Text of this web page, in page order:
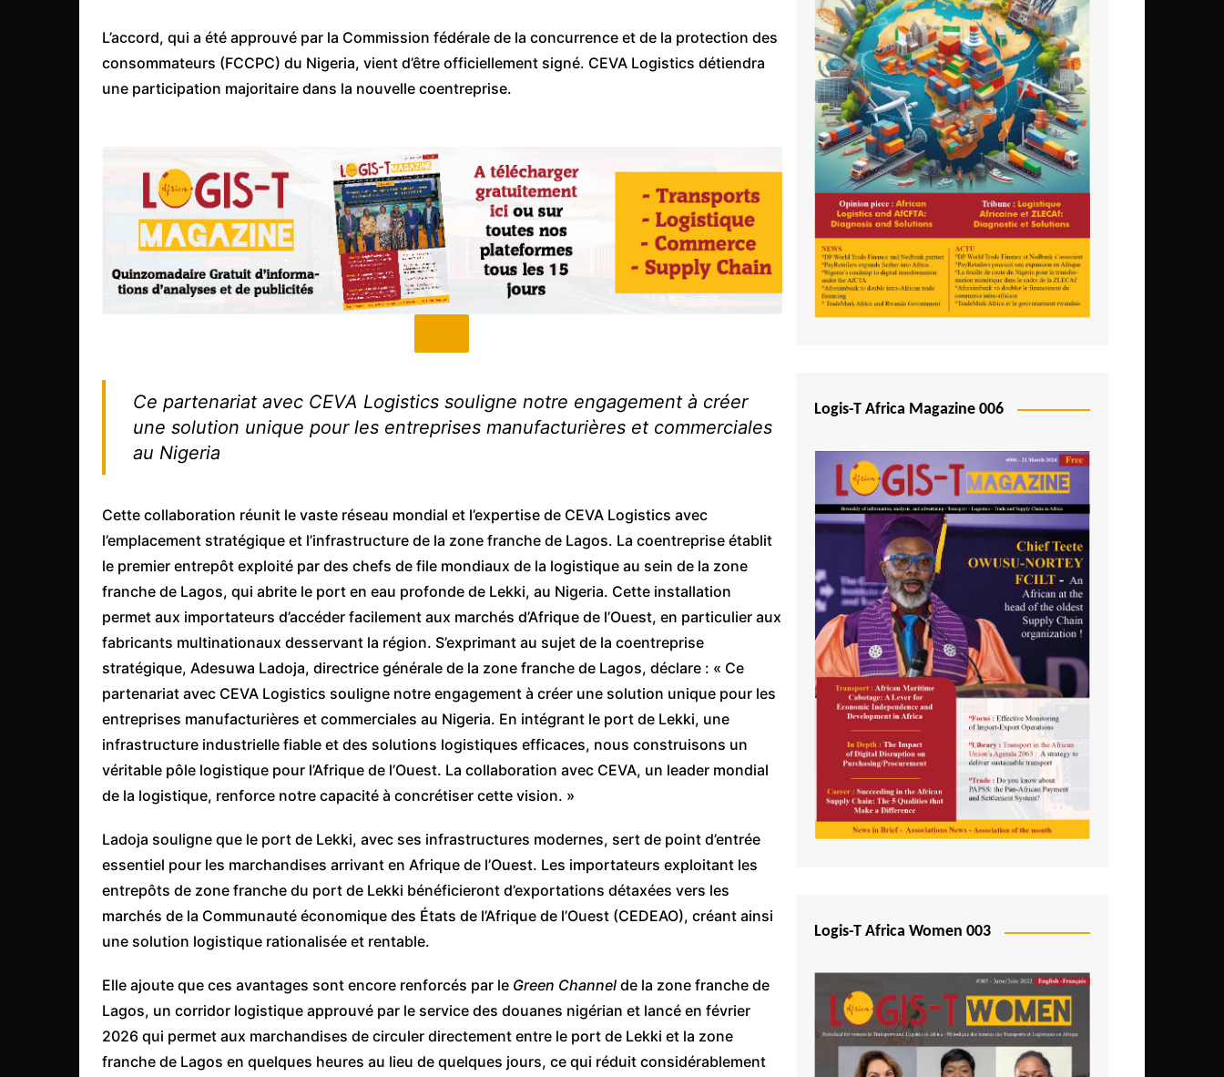
Rwanda
Tchad
Togo
République Démocratique du
Congo
São Tomé et Príncipe
Seychelles
Sierra Leone
L’accord, qui a été approuvé par la Commission fédérale de la concurrence et de la protection des
consommateurs (FCCPC) du Nigeria, vient d’être officiellement signé. CEVA Logistics détiendra
une participation majoritaire dans la nouvelle coentreprise.
Ce partenariat avec CEVA Logistics souligne notre engagement à créer
une solution unique pour les entreprises manufacturières et commerciales
au Nigeria
Cette collaboration réunit le vaste réseau mondial et l’expertise de CEVA Logistics avec
l’emplacement stratégique et l’infrastructure de la zone franche de Lagos. La coentreprise établit
le premier entrepôt exploité par des chefs de file mondiaux de la logistique au sein de la zone
franche de Lagos, qui abrite le port en eau profonde de Lekki, au Nigeria. Cette installation
permet aux importateurs d’accéder facilement aux marchés d’Afrique de l’Ouest, en particulier aux
fabricants multinationaux desservant la région. S’exprimant au sujet de la coentreprise
stratégique, Adesuwa Ladoja, directrice générale de la zone franche de Lagos, déclare : « Ce
partenariat avec CEVA Logistics souligne notre engagement à créer une solution unique pour les
entreprises manufacturières et commerciales au Nigeria. En intégrant le port de Lekki, une
infrastructure industrielle fiable et des solutions logistiques efficaces, nous construisons un
véritable pôle logistique pour l’Afrique de l’Ouest. La collaboration avec CEVA, un leader mondial
de la logistique, renforce notre capacité à concrétiser cette vision. »
Ladoja souligne que le port de Lekki, avec ses infrastructures modernes, sert de point d’entrée
essentiel pour les marchandises arrivant en Afrique de l’Ouest. Les importateurs exploitant les
entrepôts de zone franche du port de Lekki bénéficieront d’exportations détaxées vers les
marchés de la Communauté économique des États de l’Afrique de l’Ouest (CEDEAO), créant ainsi
une solution logistique rationalisée et rentable.
Elle ajoute que ces avantages sont encore renforcés par le Green Channel de la zone franche de
Lagos, un corridor logistique approuvé par le service des douanes nigérian et lancé en février
2026 qui permet aux marchandises de circuler directement entre le port de Lekki et la zone
franche de Lagos en quelques heures au lieu de quelques jours, ce qui réduit considérablement
Logis-T Africa Magazine 006
Logis-T Africa Women 003